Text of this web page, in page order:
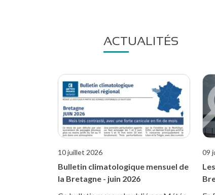
ACTUALITÉS
10 juillet 2026
Bulletin climatologique mensuel de
la Bretagne - juin 2026
09